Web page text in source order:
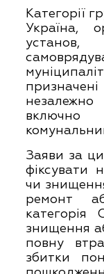
Категорії
Україна,
Заяви за
фіксувати
чи
ремонт
категорія
знищення
повну
збитки